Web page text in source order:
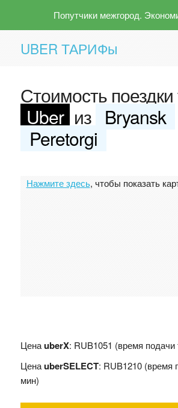
Попутчики межгород.
UBER ТАРИФы
Стоимость поездки
Uber из Bryansk
Peretorgi
Нажмите здесь, чтобы показать
ЦенаuberX: RUB1051 (время подачи
ЦенаuberSELECT: RUB1210 (время
мин)